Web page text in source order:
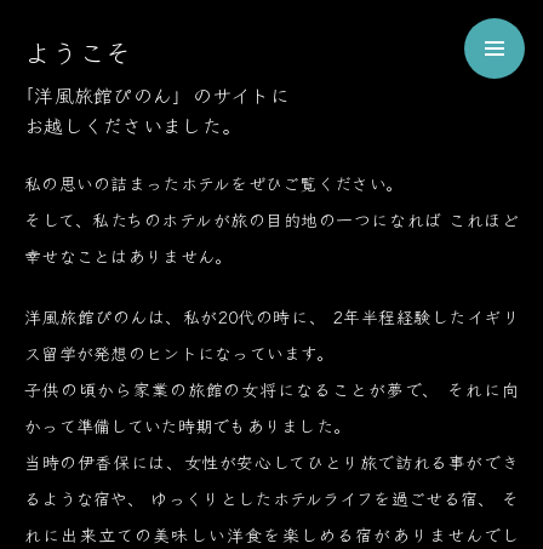
Pinon
ようこそ
「洋風旅館ぴのん」のサイトに
お越しくださいました。
私の思いの詰まったホテルをぜひご覧ください。
そして、私たちのホテルが旅の目的地の一つになれば これほど
幸せなことはありません。
洋風旅館ぴのんは、私が20代の時に、
2年半程経験したイギリ
ス留学が発想のヒントになっています。
子供の頃から家業の旅館の女将になることが夢で、
それに向
かって準備していた時期でもありました。
当時の伊香保には、女性が安心してひとり旅で訪れる事ができ
るような宿や、
ゆっくりとしたホテルライフを過ごせる宿、
そ
れに出来立ての美味しい洋食を楽しめる宿がありませんでし